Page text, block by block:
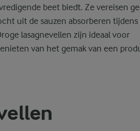
beet biedt. Ze vereisen
uit de sauzen absorberen
lasagnevellen zijn ideaal voor
van het gemak van een